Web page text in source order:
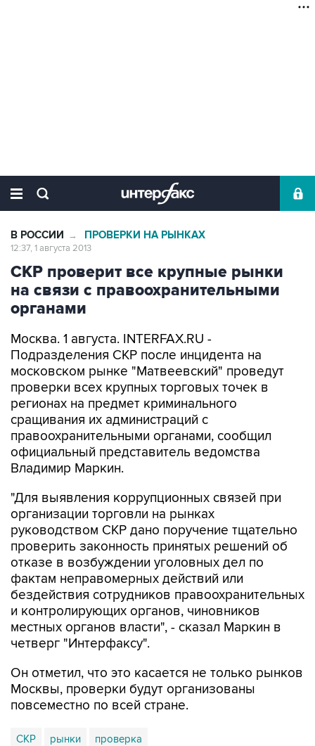
В РОССИИ → ПРОВЕРКИ НА РЫНКАХ
12:37, 1 августа 2013
СКР проверит все крупные рынки
на связи с правоохранительными
органами
Москва. 1 августа. INTERFAX.RU -
Подразделения СКР после инцидента на
московском рынке "Матвеевский" проведут
проверки всех крупных торговых точек в
регионах на предмет криминального
сращивания их администраций с
правоохранительными органами, сообщил
официальный представитель ведомства
Владимир Маркин.
"Для выявления коррупционных связей при
организации торговли на рынках
руководством СКР дано поручение тщательно
проверить законность принятых решений об
отказе в возбуждении уголовных дел по
фактам неправомерных действий или
бездействия сотрудников правоохранительных
и контролирующих органов, чиновников
местных органов власти", - сказал Маркин в
четверг "Интерфаксу".
Он отметил, что это касается не только рынков
Москвы, проверки будут организованы
повсеместно по всей стране.
СКР рынки проверка